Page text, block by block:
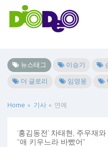
뉴스태그 이승기
더 글로리
임영웅
Home 기사 연예
‘홍김동전’ 차태현, 주우재
“애 키우느라 바빴어”